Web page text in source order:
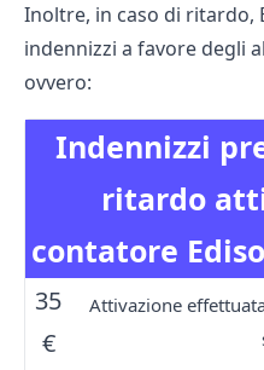
Inoltre, in caso di ritardo,
indennizzi a favore degli
ovvero:
Indennizzi
ritardo
contatore
35
€
Attivazione